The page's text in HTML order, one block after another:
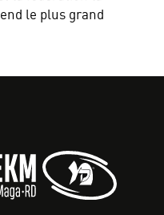
le plus grand